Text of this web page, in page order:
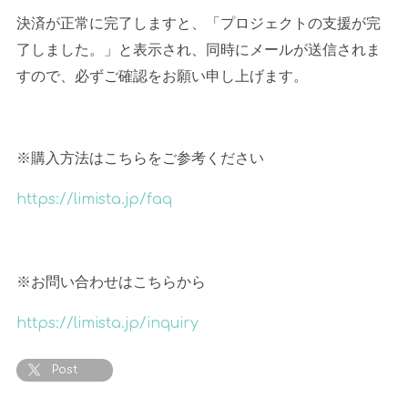
決済が正常に完了しますと、「プロジェクトの支援が完
了しました。」と表示され、同時にメールが送信されま
すので、必ずご確認をお願い申し上げます。
※購入方法はこちらをご参考ください
https://limista.jp/faq
※お問い合わせはこちらから
https://limista.jp/inquiry
Post